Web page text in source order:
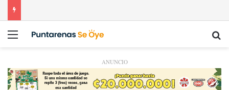
Menú
ANUNCIO